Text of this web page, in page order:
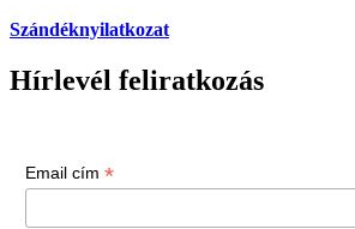
Szándéknyilatkozat
Hírlevél feliratkozás
Email cím *